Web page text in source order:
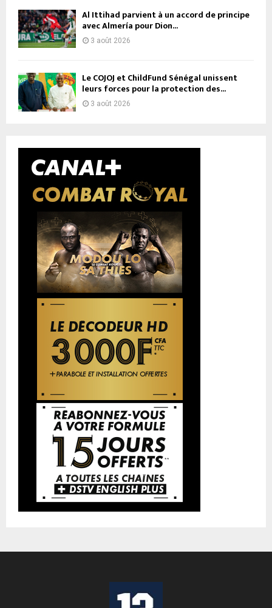
Al Ittihad parvient à un accord de principe
avec Almería pour Dion...
3 août 2026
Le COJOJ et ChildFund Sénégal unissent
leurs forces pour la protection des...
3 août 2026